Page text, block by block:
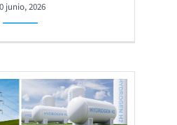
junio, 2026